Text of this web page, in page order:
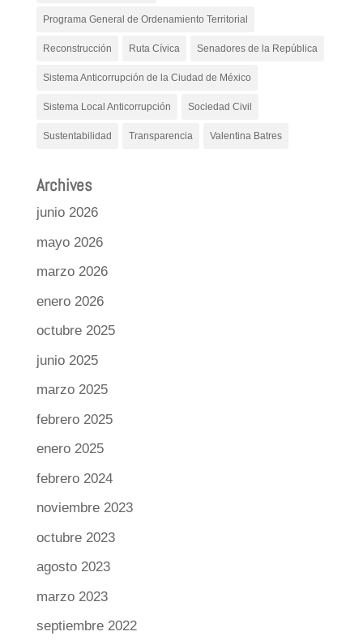
Programa General de Ordenamiento Territorial
Reconstrucción Ruta Cívica Senadores de la República
Sistema Anticorrupción de la Ciudad de México
Sistema Local Anticorrupción Sociedad Civil
Sustentabilidad Transparencia Valentina Batres
Archives
junio 2026
mayo 2026
marzo 2026
enero 2026
octubre 2025
junio 2025
marzo 2025
febrero 2025
enero 2025
febrero 2024
noviembre 2023
octubre 2023
agosto 2023
marzo 2023
septiembre 2022